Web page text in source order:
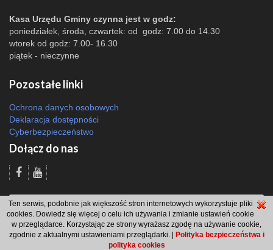
Kasa Urzędu Gminy czynna jest w godz:
poniedziałek, środa, czwartek: od godz: 7.00 do 14.30
wtorek od godz: 7.00- 16.30
piątek - nieczynne
Pozostałe linki
Ochrona danych osobowych
Deklaracja dostępności
Cyberbezpieczeństwo
Dołącz do nas
Odsłon: 2736 | |Polityka bezpieczeństwa i polityka cookies|Redakcja|2007
- 2026 © Gmina Brzeszcze
projekt: Wdesk
Ten serwis, podobnie jak większość stron internetowych wykorzystuje pliki
cookies. Dowiedz się więcej o celu ich używania i zmianie ustawień cookie
w przeglądarce. Korzystając ze strony wyrażasz zgodę na używanie cookie,
zgodnie z aktualnymi ustawieniami przeglądarki. |
Polityka bezpieczeństwa i
polityka cookies